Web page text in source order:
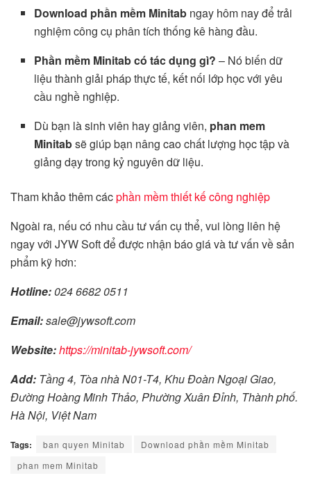
Download phần mềm Minitab ngay hôm nay để trải
nghiệm công cụ phân tích thống kê hàng đầu.
Phần mềm Minitab có tác dụng gì? – Nó biến dữ
liệu thành giải pháp thực tế, kết nối lớp học với yêu
cầu nghề nghiệp.
Dù bạn là sinh viên hay giảng viên, phan mem
Minitabsẽ giúp bạn nâng cao chất lượng học tập và
giảng dạy trong kỷ nguyên dữ liệu.
Tham khảo thêm cácphần mềm thiết kế công nghiệp
Ngoài ra, nếu có nhu cầu tư vấn cụ thể, vui lòng liên hệ
ngay với JYW Soft để được nhận báo giá và tư vấn về sản
phẩm kỹ hơn:
Hotline:024 6682 0511
Email:sale@jywsoft.com
Website:https://minitab-jywsoft.com/
Add: Tầng 4, Tòa nhà N01-T4, Khu Đoàn Ngoại Giao,
Đường Hoàng Minh Thảo, Phường Xuân Đỉnh, Thành phố.
Hà Nội, Việt Nam
Tags: ban quyen Minitab
Download phần mềm Minitab
phan mem Minitab